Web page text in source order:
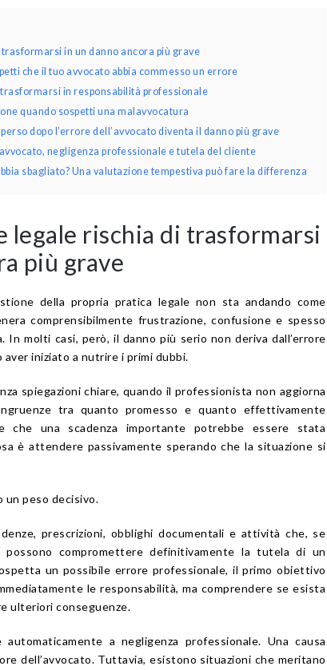
in un danno ancora più grave
che il tuo avvocato abbia commesso un errore
in responsabilità professionale
quando sospetti una malavvocatura
dopo l’errore dell’avvocato diventa il danno più grave
negligenza professionale e tutela del cliente
sbagliato? Una valutazione tempestiva può fare la differenza
legale rischia di trasformarsi
più grave
della propria pratica legale non sta andando come
comprensibilmente frustrazione, confusione e spesso
molti casi, però, il danno più serio non deriva dall’errore
iniziato a nutrire i primi dubbi.
spiegazioni chiare, quando il professionista non aggiorna
tra quanto promesso e quanto effettivamente
che una scadenza importante potrebbe essere stata
è attendere passivamente sperando che la situazione si
un peso decisivo.
prescrizioni, obblighi documentali e attività che, se
compromettere definitivamente la tutela di un
un possibile errore professionale, il primo obiettivo
le responsabilità, ma comprendere se esista
ulteriori conseguenze.
a negligenza professionale. Una causa
dell’avvocato. Tuttavia, esistono situazioni che meritano